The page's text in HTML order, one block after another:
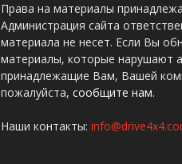
Права на материалы
Администрация сайта
материала не несет. Если Вы
материалы, которые нарушают
принадлежащие Вам, Вашей
пожалуйста, сообщите нам.
Наши контакты: